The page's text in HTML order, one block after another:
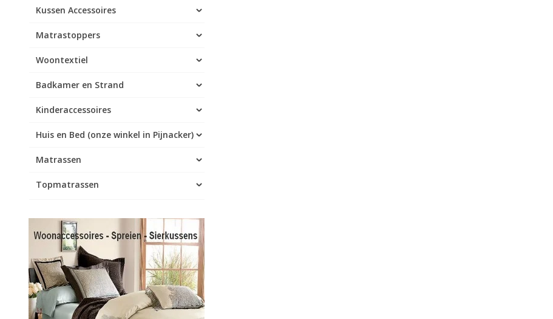
Kussen Accessoires
Matrastoppers
Woontextiel
Badkamer en Strand
Kinderaccessoires
Huis en Bed (onze winkel in Pijnacker)
Matrassen
Topmatrassen